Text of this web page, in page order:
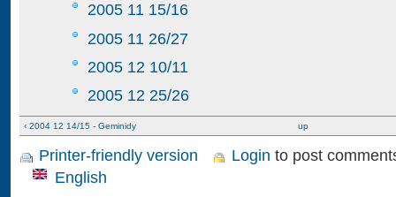
2005 11 15/16
2005 11 26/27
2005 12 10/11
2005 12 25/26
‹ 2004 12 14/15 - Geminidy up
Printer-friendly version Login to post
English